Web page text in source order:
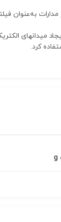
به‌عنوان
میدانهای
کرد.